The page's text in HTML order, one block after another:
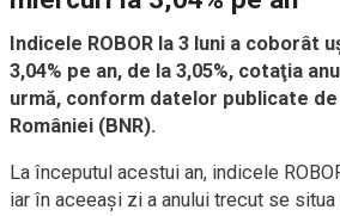
Indicele ROBOR la 3 luni a coborât
3,04% pe an, de la 3,05%, cotaţia
urmă, conform datelor publicate de
României (BNR).
La începutul acestui an, indicele
iar în aceeaşi zi a anului trecut se situa